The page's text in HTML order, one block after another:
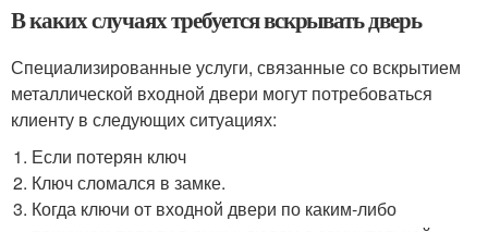
В каких случаях требуется вскрывать дверь
Специализированные услуги, связанные со вскрытием
металлической входной двери могут потребоваться
клиенту в следующих ситуациях:
Если потерян ключ
Ключ сломался в замке.
Когда ключи от входной двери по каким-либо